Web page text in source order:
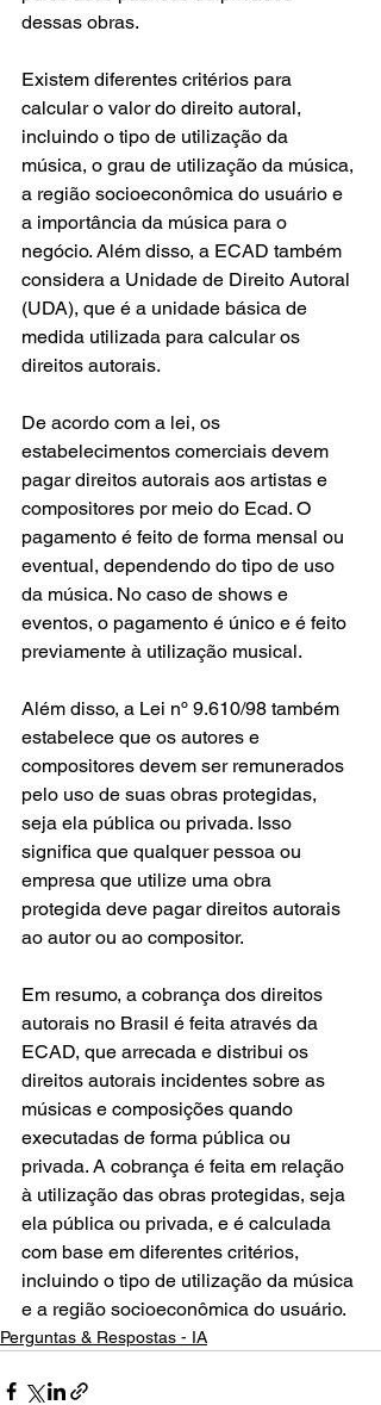
dessas obras.
Existem diferentes critérios para
calcular o valor do direito autoral,
incluindo o tipo de utilização da
música, o grau de utilização da música,
a região socioeconômica do usuário e
a importância da música para o
negócio. Além disso, a ECAD também
considera a Unidade de Direito Autoral
(UDA), que é a unidade básica de
medida utilizada para calcular os
direitos autorais.
De acordo com a lei, os
estabelecimentos comerciais devem
pagar direitos autorais aos artistas e
compositores por meio do Ecad. O
pagamento é feito de forma mensal ou
eventual, dependendo do tipo de uso
da música. No caso de shows e
eventos, o pagamento é único e é feito
previamente à utilização musical.
Além disso, a Lei nº 9.610/98 também
estabelece que os autores e
compositores devem ser remunerados
pelo uso de suas obras protegidas,
seja ela pública ou privada. Isso
significa que qualquer pessoa ou
empresa que utilize uma obra
protegida deve pagar direitos autorais
ao autor ou ao compositor.
Em resumo, a cobrança dos direitos
autorais no Brasil é feita através da
ECAD, que arrecada e distribui os
direitos autorais incidentes sobre as
músicas e composições quando
executadas de forma pública ou
privada. A cobrança é feita em relação
à utilização das obras protegidas, seja
ela pública ou privada, e é calculada
com base em diferentes critérios,
incluindo o tipo de utilização da música
e a região socioeconômica do usuário.
Perguntas & Respostas - IA